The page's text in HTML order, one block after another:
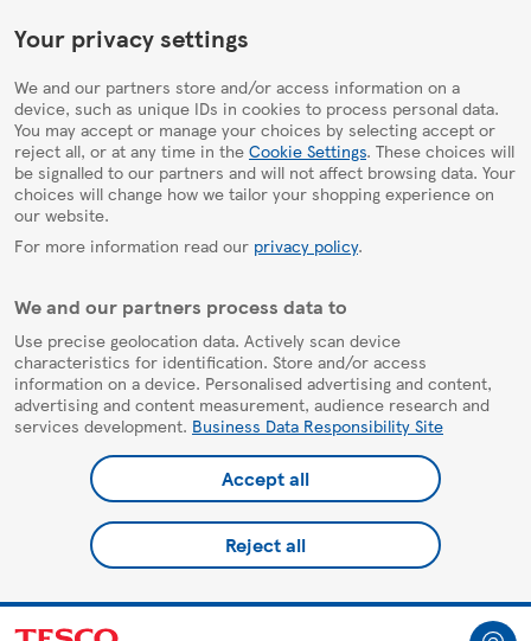
HelpPage
Your privacy settings
We and our partners store and/or access information on a
device, such as unique IDs in cookies to process personal data.
You may accept or manage your choices by selecting accept or
reject all, or at any time in the Cookie Settings. These choices will
be signalled to our partners and will not affect browsing data. Your
choices will change how we tailor your shopping experience on
our website.
For more information read our privacy policy.
We and our partners process data to
Use precise geolocation data. Actively scan device
characteristics for identification. Store and/or access
information on a device. Personalised advertising and content,
advertising and content measurement, audience research and
services development. Business Data Responsibility Site
Accept all
Reject all